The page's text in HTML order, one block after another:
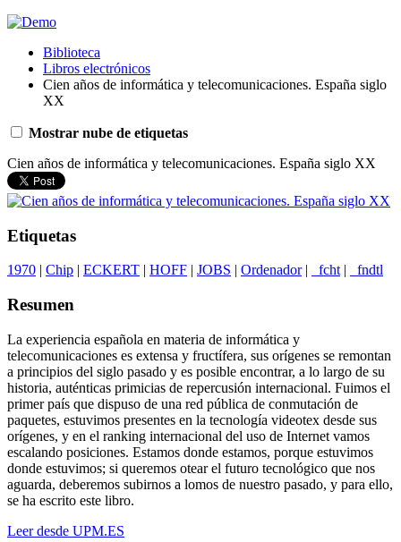
Biblioteca
Libros electrónicos
Cien años de informática y telecomunicaciones. España siglo
XX
Mostrar nube de etiquetas
Cien años de informática y telecomunicaciones. España siglo XX
Etiquetas
1970 | Chip | ECKERT | HOFF | JOBS | Ordenador| _fcht| _fndtl
Resumen
La experiencia española en materia de informática y
telecomunicaciones es extensa y fructífera, sus orígenes se remontan
a principios del siglo pasado y es posible encontrar, a lo largo de su
historia, auténticas primicias de repercusión internacional. Fuimos el
primer país que dispuso de una red pública de conmutación de
paquetes, estuvimos presentes en la tecnología videotex desde sus
orígenes, y en el ranking internacional del uso de Internet vamos
escalando posiciones. Estamos donde estamos, porque estuvimos
donde estuvimos; si queremos otear el futuro tecnológico que nos
aguarda, deberemos subirnos a lomos de nuestro pasado, y para ello,
se ha escrito este libro.
Leer desde UPM.ES